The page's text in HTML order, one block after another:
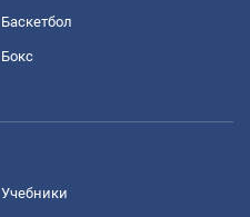
Баскетбол
Бокс
Учебники